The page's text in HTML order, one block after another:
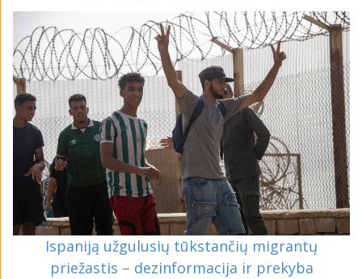
Ispaniją užgulusių tūkstančių migrantų
priežastis – dezinformacija ir prekyba